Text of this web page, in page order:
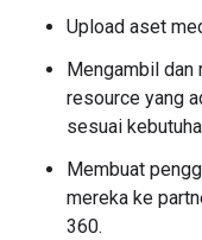
Upload aset
Mengambil dan
resource yang
sesuai
Membuat
mereka ke
360.